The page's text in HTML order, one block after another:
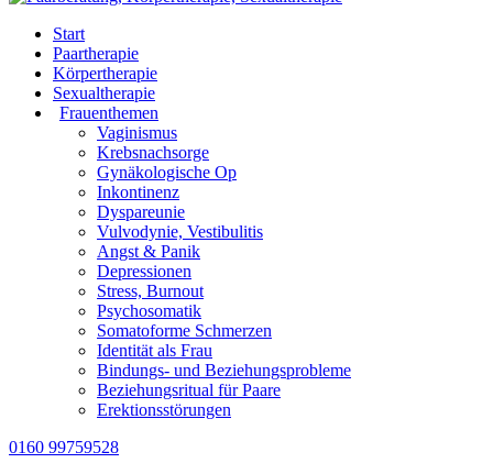
Start
Paartherapie
Körpertherapie
Sexualtherapie
Frauenthemen
Vaginismus
Krebsnachsorge
Gynäkologische Op
Inkontinenz
Dyspareunie
Vulvodynie, Vestibulitis
Angst & Panik
Depressionen
Stress, Burnout
Psychosomatik
Somatoforme Schmerzen
Identität als Frau
Bindungs- und Beziehungsprobleme
Beziehungsritual für Paare
Erektionsstörungen
0160 99759528